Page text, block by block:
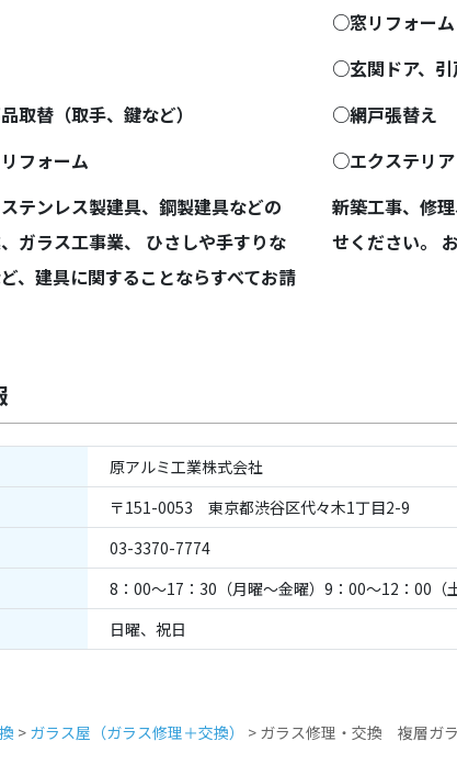
○窓リフォーム
○玄関ドア、引
取替（取手、鍵など）
○網戸張替え
フォーム
○エクステリア
テンレス製建具、鋼製建具などの
ガラス工事業、 ひさしや手すりな
、建具に関することならすべてお請
新築工事、修
せください。
原アルミ工業株式会社
〒151-0053 東京都渋谷区代々木1丁目2-9
03-3370-7774
8：00～17：30（月曜～金曜）9：00～12：00（土
日曜、祝日
> ガラス屋（ガラス修理＋交換） > ガラス修理・交換 複層ガ